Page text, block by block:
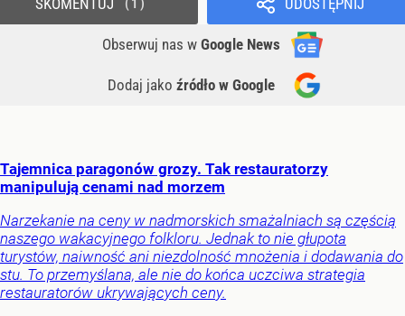
UDOSTĘPNIJ
Obserwuj nas w Google News
Dodaj jako źródło w Google
SKOMENTUJ 1
Tajemnica paragonów grozy. Tak restauratorzy
manipulują cenami nad morzem
Narzekanie na ceny w nadmorskich smażalniach są częścią
naszego wakacyjnego folkloru. Jednak to nie głupota
turystów, naiwność ani niezdolność mnożenia i dodawania do
stu. To przemyślana, ale nie do końca uczciwa strategia
restauratorów ukrywających ceny.